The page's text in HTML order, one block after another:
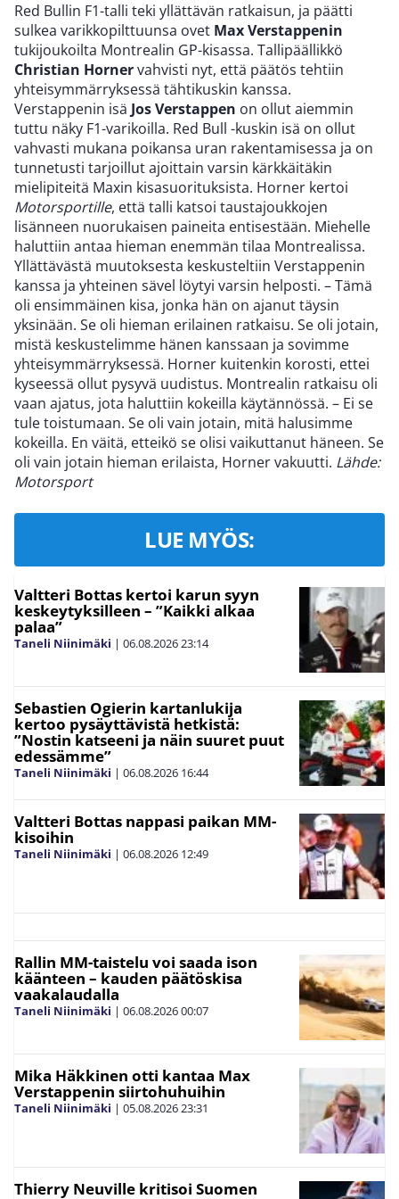
Red Bullin F1-talli teki yllättävän ratkaisun, ja päätti
sulkea varikkopilttuunsa ovet Max Verstappenin
tukijoukoilta Montrealin GP-kisassa. Tallipäällikkö
Christian Hornervahvisti nyt, että päätös tehtiin
yhteisymmärryksessä tähtikuskin kanssa.
Verstappenin isä Jos Verstappen on ollut aiemmin
tuttu näky F1-varikoilla. Red Bull -kuskin isä on ollut
vahvasti mukana poikansa uran rakentamisessa ja on
tunnetusti tarjoillut ajoittain varsin kärkkäitäkin
mielipiteitä Maxin kisasuorituksista. Horner kertoi
Motorsportille, että talli katsoi taustajoukkojen
lisänneen nuorukaisen paineita entisestään. Miehelle
haluttiin antaa hieman enemmän tilaa Montrealissa.
Yllättävästä muutoksesta keskusteltiin Verstappenin
kanssa ja yhteinen sävel löytyi varsin helposti. – Tämä
oli ensimmäinen kisa, jonka hän on ajanut täysin
yksinään. Se oli hieman erilainen ratkaisu. Se oli jotain,
mistä keskustelimme hänen kanssaan ja sovimme
yhteisymmärryksessä. Horner kuitenkin korosti, ettei
kyseessä ollut pysyvä uudistus. Montrealin ratkaisu oli
vaan ajatus, jota haluttiin kokeilla käytännössä. – Ei se
tule toistumaan. Se oli vain jotain, mitä halusimme
kokeilla. En väitä, etteikö se olisi vaikuttanut häneen. Se
oli vain jotain hieman erilaista, Horner vakuutti. Lähde:
Motorsport
LUE MYÖS:
Valtteri Bottas kertoi karun syyn
keskeytyksilleen – ”Kaikki alkaa
palaa”
Taneli Niinimäki | 06.08.202623:14
Sebastien Ogierin kartanlukija
kertoo pysäyttävistä hetkistä:
”Nostin katseeni ja näin suuret puut
edessämme”
Taneli Niinimäki | 06.08.2026 16:44
Valtteri Bottas nappasi paikan MM-
kisoihin
Taneli Niinimäki | 06.08.2026 12:49
Rallin MM-taistelu voi saada ison
käänteen – kauden päätöskisa
vaakalaudalla
Taneli Niinimäki | 06.08.202600:07
Mika Häkkinen otti kantaa Max
Verstappenin siirtohuhuihin
Taneli Niinimäki | 05.08.202623:31
Thierry Neuville kritisoi Suomen